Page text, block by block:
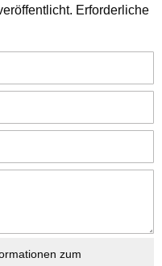
Erforderliche
zum